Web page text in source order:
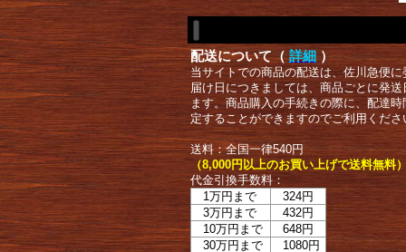
配送について（ 詳細 ）
当サイトでの商品の配送は、佐川急便
届け日につきましては、商品ごとに発
ます。商品購入の手続きの際に、配達
定することができますのでご利用くださ
送料：全国一律540円
（8,000円以上のお買い上げで送料無料
代金引換手数料：
1万円まで
324円
3万円まで
432円
10万円まで
648円
30万円まで
1080円